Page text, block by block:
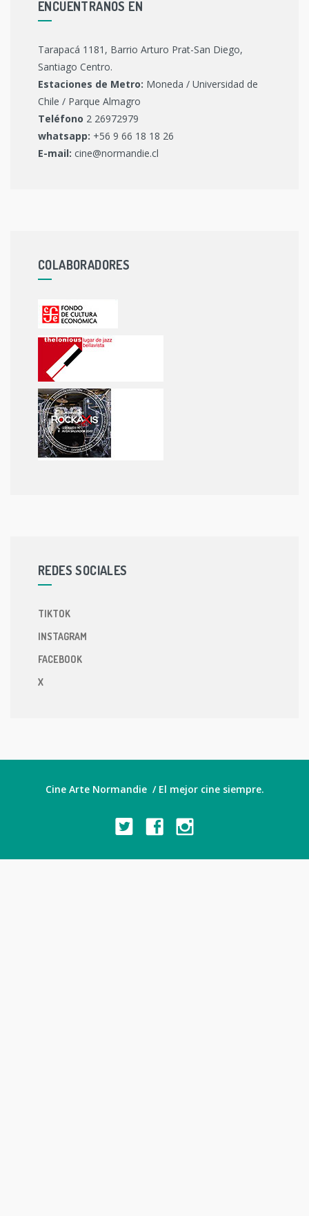
ENCUENTRANOS EN
Tarapacá 1181, Barrio Arturo Prat-San Diego,
Santiago Centro.
Estaciones de Metro: Moneda / Universidad de
Chile / Parque Almagro
Teléfono 2 26972979
whatsapp: +56 9 66 18 18 26
E-mail: cine@normandie.cl
COLABORADORES
REDES SOCIALES
TIKTOK
INSTAGRAM
FACEBOOK
X
Cine Arte Normandie / El mejor cine siempre.